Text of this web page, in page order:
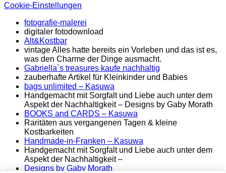
Cookie-Einstellungen
fotografie-malerei
digitaler fotodownload
Alt&Kostbar
vintage Alles hatte bereits ein Vorleben und das ist es,
was den Charme der Dinge ausmacht.
Gabriella`s treasures kaufe nachhaltig
zauberhafte Artikel für Kleinkinder und Babies
bags unlimited – Kasuwa
Handgemacht mit Sorgfalt und Liebe auch unter dem
Aspekt der Nachhaltigkeit – Designs by Gaby Morath
BOOKS and CARDS – Kasuwa
Raritäten aus vergangenen Tagen & kleine
Kostbarkeiten
Handmade-in-Franken – Kasuwa
Handgemacht mit Sorgfalt und Liebe auch unter dem
Aspekt der Nachhaltigkeit –
Designs by Gaby Morath